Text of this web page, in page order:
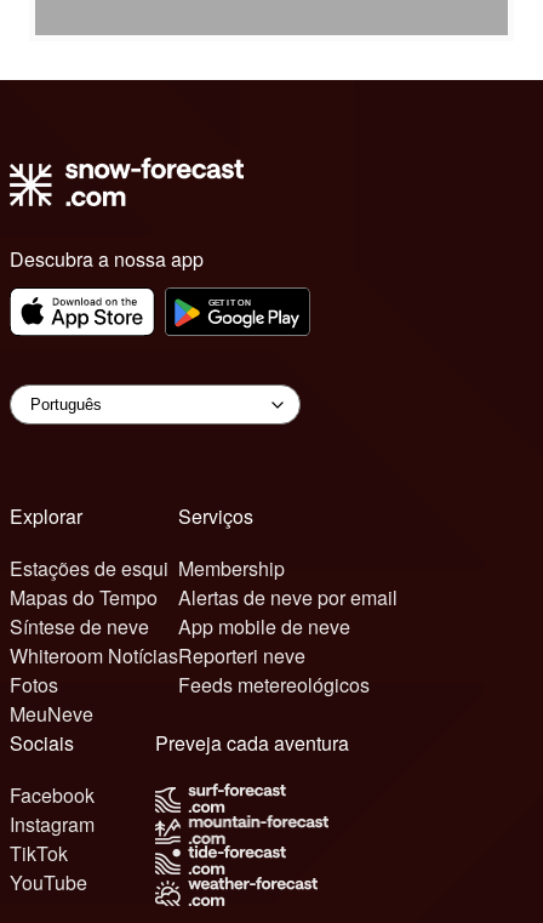
Descubra a nossa app
Explorar
Estações de esqui
Mapas do Tempo
Síntese de neve
Whiteroom Notícias
Fotos
MeuNeve
Serviços
Membership
Alertas de neve por email
App mobile de neve
Reporteri neve
Feeds metereológicos
Sociais
Facebook
Instagram
TikTok
YouTube
Preveja cada aventura